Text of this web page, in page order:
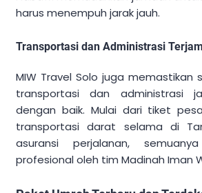
harus menempuh jarak jauh.
Transportasi dan Administrasi
MIW Travel Solo juga memastikan
transportasi dan administrasi
dengan baik. Mulai dari tiket
transportasi darat selama di
asuransi perjalanan,
profesional oleh tim Madinah Iman